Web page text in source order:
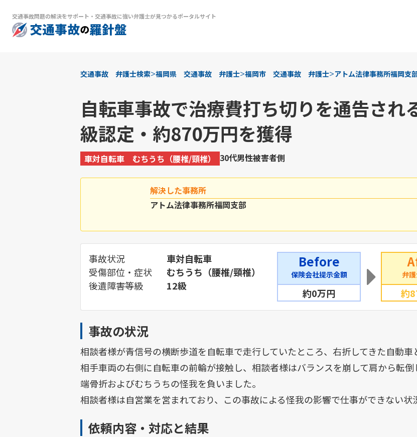
交通事故問題の解決をサポート ・ 交通事故に強い弁護士が見つかるポータルサイト
交通事故 弁護士検索>福岡県 交通事故 弁護士>福岡市 交通事故 弁護士>アトム法律事務所福岡
自転車事故で治療費打ち切りを通告され
級認定・約870万円を獲得
車対自転車 むちうち（腰椎/頸椎） 30代男性被害者側
解決した事務所
アトム法律事務所福岡支部
事故状況
車対自転車
受傷部位・症状
むちうち（腰椎/頸椎）
後遺障害等級
12級
Before
保険会社提示金額
約0万円
弁
約
事故の状況
相談者様が青信号の横断歩道を自転車で走行していたところ、右折してきた自動車
相手車両の右側に自転車の前輪が接触し、相談者様はバランスを崩して肩から転
端骨折およびむちうちの怪我を負いました。
相談者様は自営業を営まれており、この事故による怪我の影響で仕事ができない状
依頼内容・対応と結果